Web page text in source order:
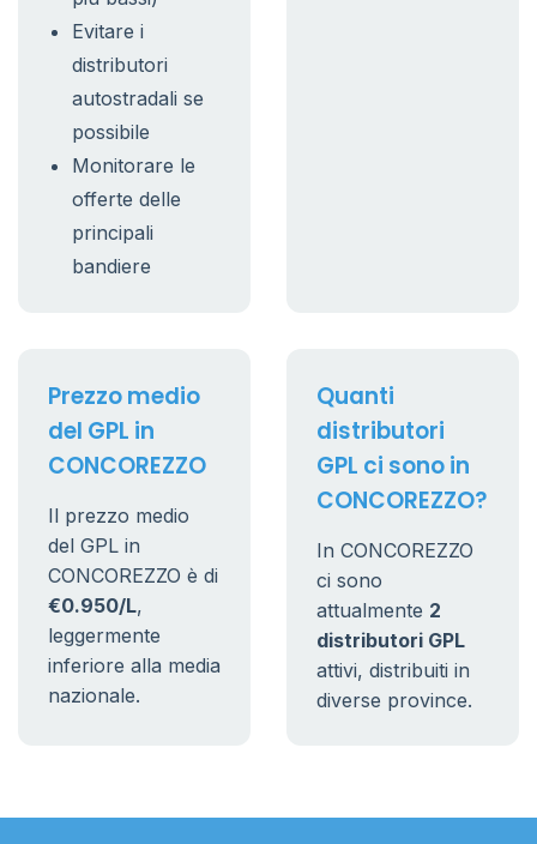
Evitare i
distributori
autostradali se
possibile
Monitorare le
offerte delle
principali
bandiere
Prezzo medio
del GPL in
CONCOREZZO
Il prezzo medio
del GPL in
CONCOREZZO è di
€0.950/L,
leggermente
inferiore alla media
nazionale.
Quanti
distributori
GPL ci sono in
CONCOREZZO?
In CONCOREZZO
ci sono
attualmente 2
distributori GPL
attivi, distribuiti in
diverse province.